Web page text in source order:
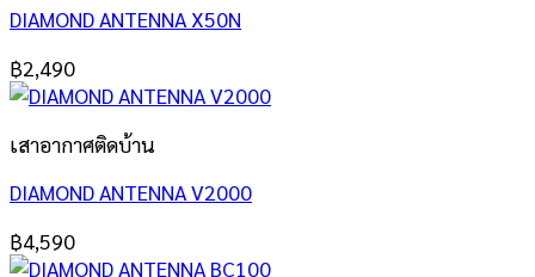
DIAMOND ANTENNA X50N
฿2,490
เสาอากาศติดบ้าน
DIAMOND ANTENNA V2000
฿4,590